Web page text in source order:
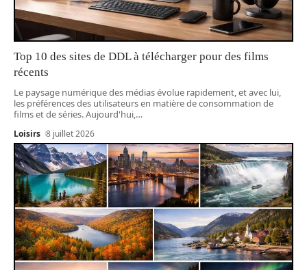
Top 10 des sites de DDL à télécharger pour des films
récents
Le paysage numérique des médias évolue rapidement, et avec lui,
les préférences des utilisateurs en matière de consommation de
films et de séries. Aujourd'hui,…
Loisirs 8 juillet 2026